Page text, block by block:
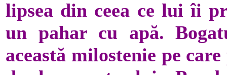
lipsea din ceea ce lui îi
un pahar cu apă.
această milostenie pe